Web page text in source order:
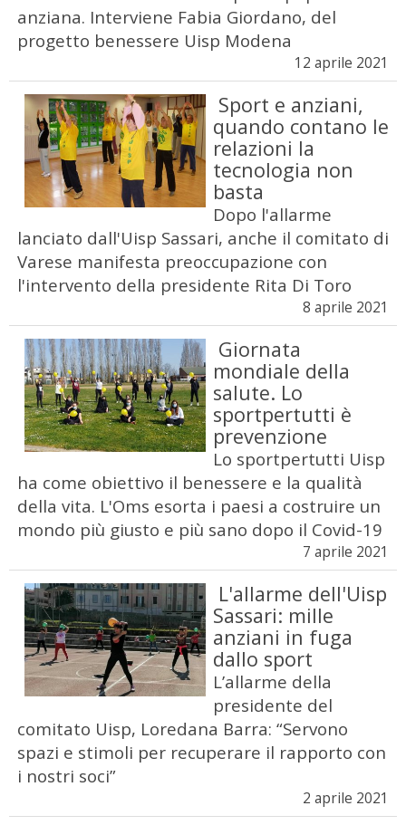
anziana. Interviene Fabia Giordano, del
progetto benessere Uisp Modena
12 aprile 2021
Sport e anziani,
quando contano le
relazioni la
tecnologia non
basta
Dopo l'allarme
lanciato dall'Uisp Sassari, anche il comitato di
Varese manifesta preoccupazione con
l'intervento della presidente Rita Di Toro
8 aprile 2021
Giornata
mondiale della
salute. Lo
sportpertutti è
prevenzione
Lo sportpertutti Uisp
ha come obiettivo il benessere e la qualità
della vita. L'Oms esorta i paesi a costruire un
mondo più giusto e più sano dopo il Covid-19
7 aprile 2021
L'allarme dell'Uisp
Sassari: mille
anziani in fuga
dallo sport
L’allarme della
presidente del
comitato Uisp, Loredana Barra: “Servono
spazi e stimoli per recuperare il rapporto con
i nostri soci”
2 aprile 2021